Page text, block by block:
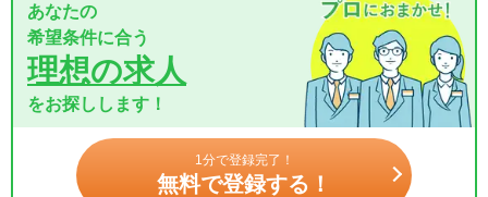
あなたの
希望条件に合う
理想の求人
をお探しします！
1分で登録完了！
無料で登録する！